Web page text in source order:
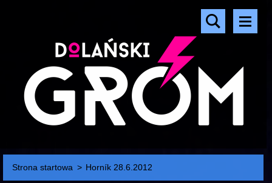
Strona startowa > Horník 28.6.2012